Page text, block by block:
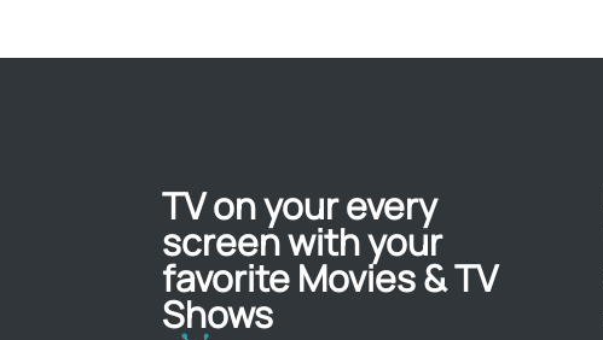
TV on your every
screen with your
favorite Movies & TV
Shows